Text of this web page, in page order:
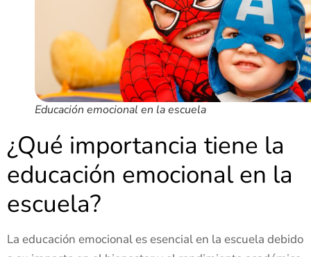
Educación emocional en la escuela
¿Qué importancia tiene la
educación emocional en la
escuela?
La educación emocional es esencial en la escuela debido